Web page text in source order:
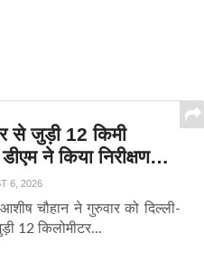
से जुड़ी 12 किमी
ने किया निरीक्षण…
6, 2026
चौहान ने गुरुवार को दिल्ली-
12 किलोमीटर...